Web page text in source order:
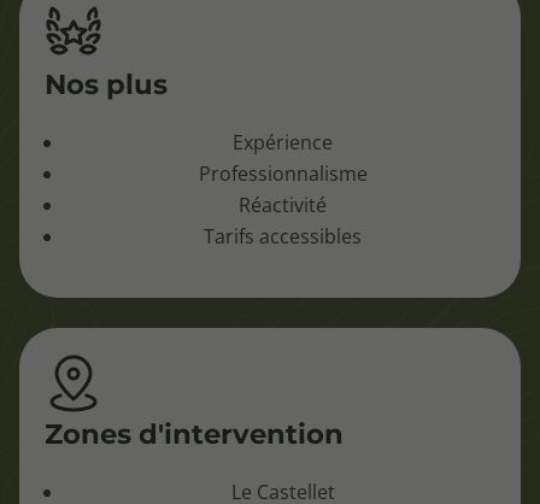
Nos plus
Expérience
Professionnalisme
Réactivité
Tarifs accessibles
Zones d'intervention
Le Castellet